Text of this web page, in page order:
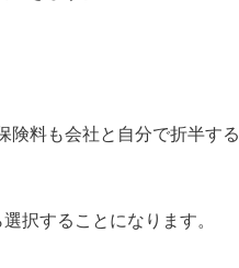
料も会社と自分で折半す
択することになります。